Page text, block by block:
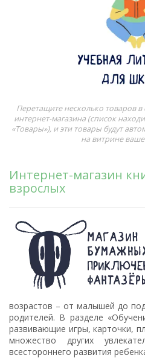
Перетащите несколько товаров в
интернет-магазина (список
«Товары»), и эти товары будут
на витрине
Интернет-магазин
взрослых
возрастов – от малышей до
родителей. В разделе
развивающие игры, карточки,
множество других
всестороннего развития